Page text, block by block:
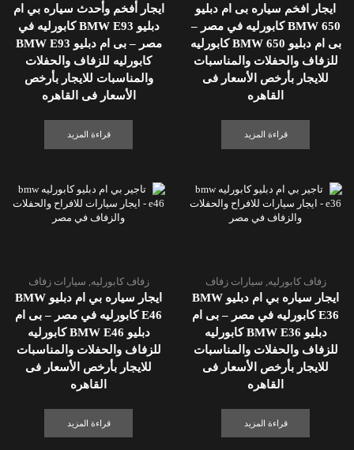
ايجار افخم سياره بى ام دبليو
BMW 650 كابورليه في مصر –
بى ام دبليو BMW 650 كابورليه
للزفاف والحفلات والمناسبات
للايجار بأرخص الأسعار فى
القاهره
قراءة المزيد
ايجار أفخم وأحدث سياره بي ام
دبليو BMW E93 كابورليه في
مصر – بى ام دبليو BMW E93
كابورليه للزفاف والحفلات
والمناسبات للايجار بأرخص
الأسعار فى القاهره
قراءة المزيد
زفاف كابورليه سيارات زفاف
ايجار سياره بي ام دبليو BMW
E36 كابورليه في مصر – بى ام
دبليو BMW E36 كابورليه
للزفاف والحفلات والمناسبات
للايجار بأرخص الأسعار فى
القاهره
قراءة المزيد
زفاف كابورليه سيارات زفاف
ايجار سياره بي ام دبليو BMW
E46 كابورليه في مصر – بى ام
دبليو BMW E46 كابورليه
للزفاف والحفلات والمناسبات
للايجار بأرخص الأسعار فى
القاهره
قراءة المزيد